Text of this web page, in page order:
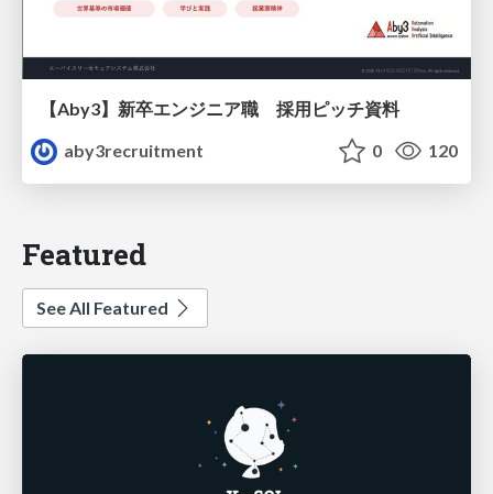
【Aby3】新卒エンジニア職 採用ピッチ資料
aby3recruitment
0 120
Featured
See All Featured